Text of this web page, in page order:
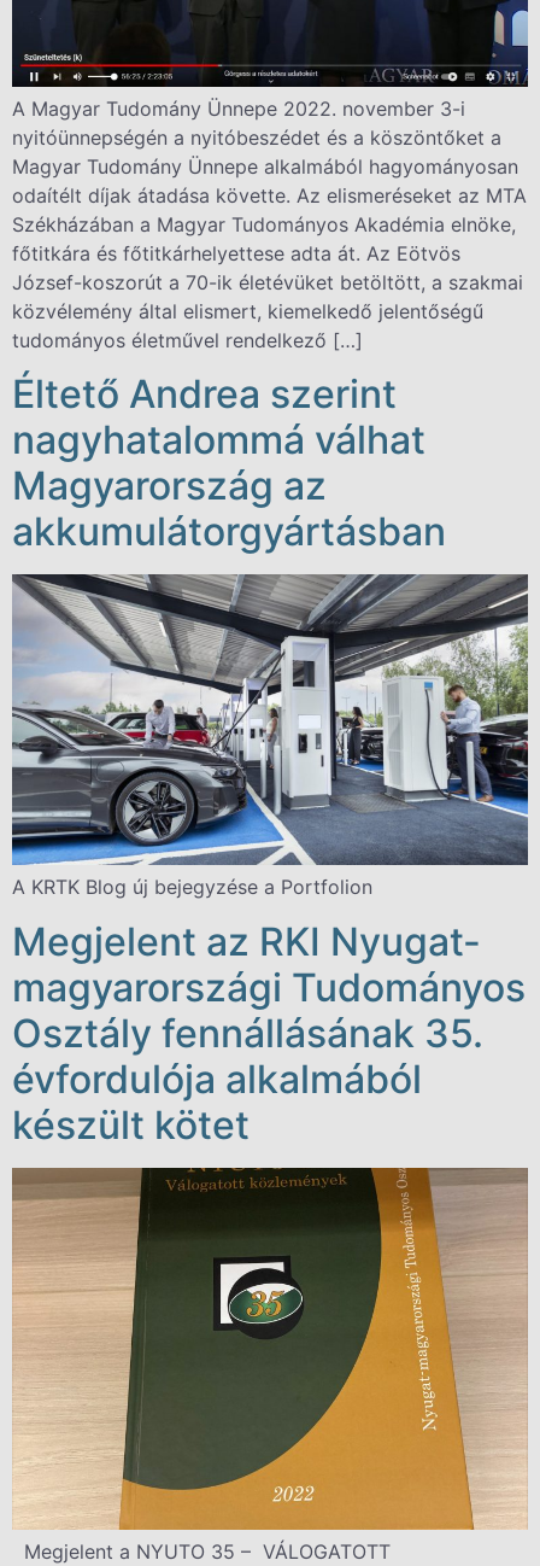
A Magyar Tudomány Ünnepe 2022. november 3-i
nyitóünnepségén a nyitóbeszédet és a köszöntőket a
Magyar Tudomány Ünnepe alkalmából hagyományosan
odaítélt díjak átadása követte. Az elismeréseket az MTA
Székházában a Magyar Tudományos Akadémia elnöke,
főtitkára és főtitkárhelyettese adta át. Az Eötvös
József-koszorút a 70-ik életévüket betöltött, a szakmai
közvélemény által elismert, kiemelkedő jelentőségű
tudományos életművel rendelkező […]
Éltető Andrea szerint
nagyhatalommá válhat
Magyarország az
akkumulátorgyártásban
A KRTK Blog új bejegyzése a Portfolion
Megjelent az RKI Nyugat-
magyarországi Tudományos
Osztály fennállásának 35.
évfordulója alkalmából
készült kötet
Megjelent a NYUTO 35 – VÁLOGATOTT